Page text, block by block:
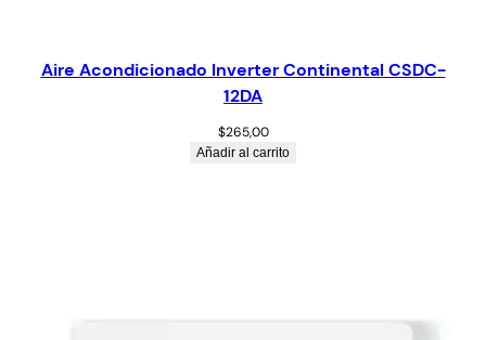
Aire Acondicionado Inverter Continental CSDC-
12DA
$265,00
Añadir al carrito